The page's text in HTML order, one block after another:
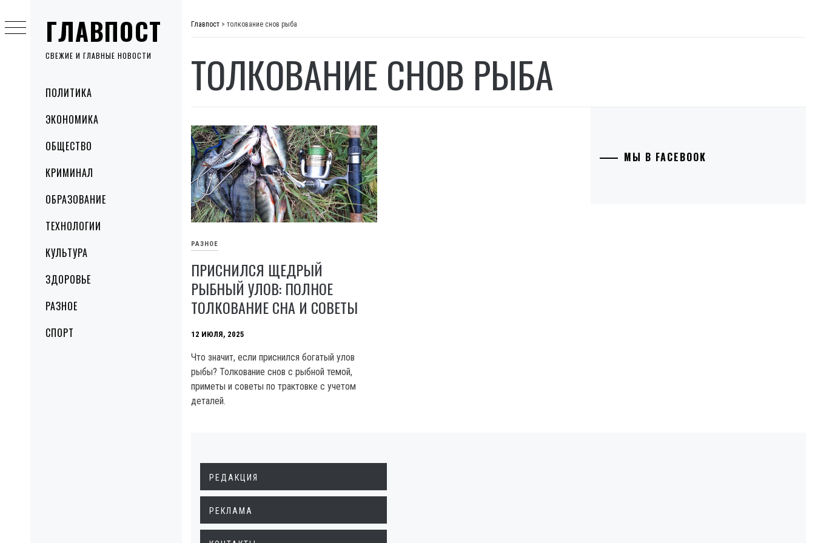
ГЛАВПОСТ
СВЕЖИЕ И ГЛАВНЫЕ НОВОСТИ
MenuПОЛИТИКА
ЭКОНОМИКА
ОБЩЕСТВО
КРИМИНАЛ
ОБРАЗОВАНИЕ
ТЕХНОЛОГИИ
КУЛЬТУРА
ЗДОРОВЬЕ
РАЗНОЕ
СПОРТ
to
content
Главпост > толкование снов рыба
ТОЛКОВАНИЕ СНОВ РЫБА
РАЗНОЕ
ПРИСНИЛСЯ ЩЕДРЫЙ
РЫБНЫЙ УЛОВ: ПОЛНОЕ
ТОЛКОВАНИЕ СНА И СОВЕТЫ
12 ИЮЛЯ, 2025
Что значит, если приснился богатый улов
рыбы? Толкование снов с рыбной темой,
приметы и советы по трактовке с учетом
деталей.
МЫ В FACEBOOK
РЕДАКЦИЯ
РЕКЛАМА